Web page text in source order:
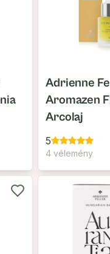
Adrienne
Aromazen
Arcolaj
5
4 vélemény